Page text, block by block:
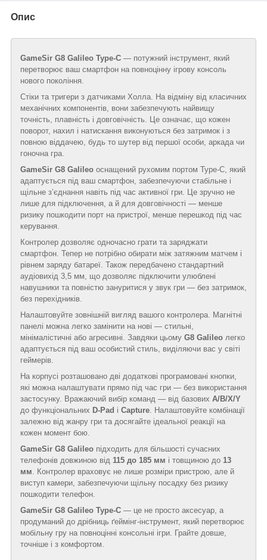
Опис
GameSir G8 Galileo Type-C — потужний інструмент, який
перетворює ваш смартфон на повноцінну ігрову консоль
нового покоління.
Стіки та тригери з датчиками Холла. На відміну від класичних
механічних компонентів, вони забезпечують найвищу
точність, плавність і довговічність. Це означає, що кожен
поворот, нахил і натискання виконуються без затримок і з
повною віддачею, будь то шутер від першої особи, аркада чи
гоночна гра.
GameSir G8 Galileo оснащений рухомим портом Type-C, який
адаптується під ваш смартфон, забезпечуючи стабільне і
щільне з’єднання навіть під час активної гри. Це зручно не
лише для підключення, а й для довговічності — менше
ризику пошкодити порт на пристрої, менше перешкод під час
керування.
Контролер дозволяє одночасно грати та заряджати
смартфон. Тепер не потрібно обирати між затяжним матчем і
рівнем заряду батареї. Також передбачено стандартний
аудіовихід 3,5 мм, що дозволяє підключити улюблені
навушники та повністю зануритися у звук гри — без затримок,
без перехідників.
Налаштовуйте зовнішній вигляд вашого контролера. Магнітні
панелі можна легко замінити на нові — стильні,
мінімалістичні або агресивні. Завдяки цьому G8 Galileo легко
адаптується під ваш особистий стиль, виділяючи вас у світі
геймерів.
На корпусі розташовано дві додаткові програмовані кнопки,
які можна налаштувати прямо під час гри — без використання
застосунку. Вражаючий вибір команд — від базових A/B/X/Y
до функціональних D-Pad і Capture . Налаштовуйте комбінації
залежно від жанру гри та досягайте ідеальної реакції на
кожен момент бою.
GameSir G8 Galileo підходить для більшості сучасних
телефонів довжиною від 115 до 185 мм і товщиною до 13
мм . Контролер враховує не лише розміри пристрою, але й
виступ камери, забезпечуючи щільну посадку без ризику
пошкодити телефон.
GameSir G8 Galileo Type-C — це не просто аксесуар, а
продуманий до дрібниць ґеймінг-інструмент, який перетворює
мобільну гру на повноцінні консольні ігри. Грайте довше,
точніше і з комфортом.